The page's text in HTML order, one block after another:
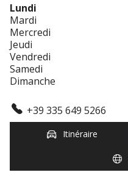
Lundi
Mardi
Mercredi
Jeudi
Vendredi
Samedi
Dimanche
+39 335 649 5266
Itinéraire